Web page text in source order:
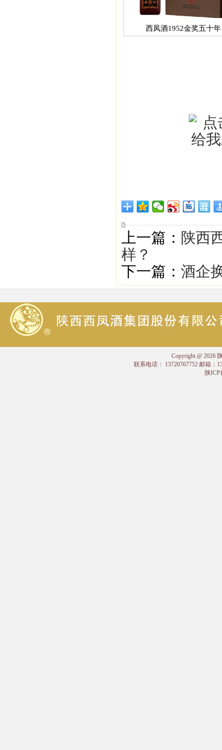
西凤酒1952金奖五十年
上一篇： 陕西
样？
下一篇： 酒企
Copyright @ 2026
联系电话： 13720767752 邮箱：
陕ICP